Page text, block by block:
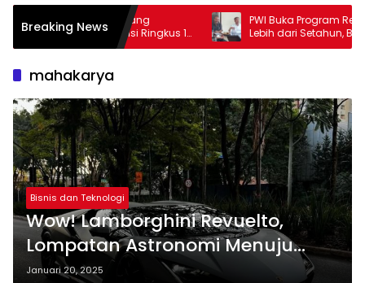
Breaking News
Ringkus 1
PWI Buka Program Reaktivasi KTA Mati
Lebih dari Setahun, Berlaku hingga 30
September 2026
mahakarya
Bisnis dan Teknologi
Wow! Lamborghini Revuelto,
Lompatan Astronomi Menuju
Masa Depan
Januari 20, 2025